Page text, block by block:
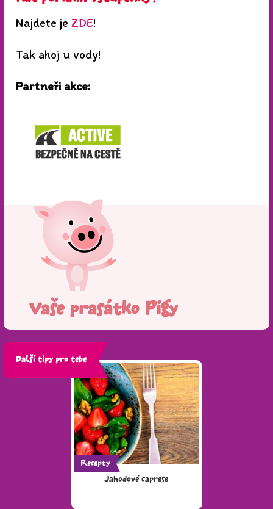
Najdete je ZDE!
Tak ahoj u vody!
Partneři akce:
Vaše prasátko Pigy
Další tipy pro tebe
Recepty
Jahodové caprese